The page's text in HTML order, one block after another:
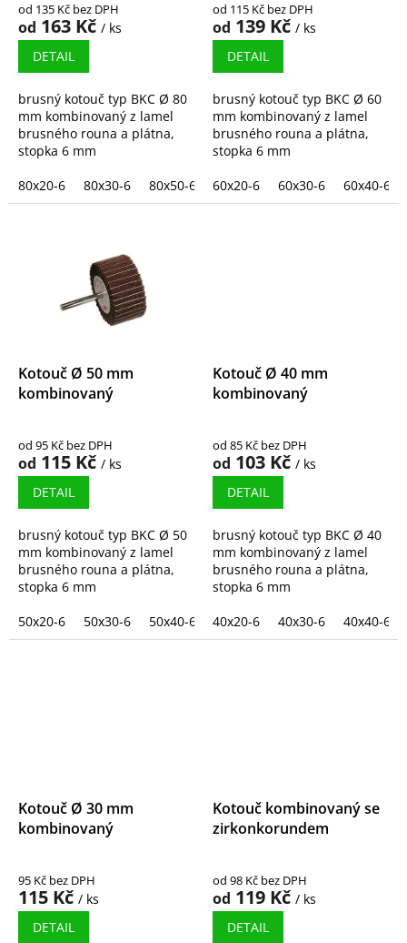
ůod 135 Kč bez DPH
od 163 Kč / ks
DETAIL
brusný kotouč typ BKC Ø 80
mm kombinovaný z lamel
brusného rouna a plátna,
stopka 6 mm
80x20-6
80x30-6 80x50-6
od 115 Kč bez DPH
od 139 Kč / ks
DETAIL
brusný kotouč typ BKC Ø 60
mm kombinovaný z lamel
brusného rouna a plátna,
stopka 6 mm
60x20-6
60x30-6 60x40-6
Kotouč Ø 50 mm
kombinovaný
od 95 Kč bez DPH
od 115 Kč / ks
DETAIL
brusný kotouč typ BKC Ø 50
mm kombinovaný z lamel
brusného rouna a plátna,
stopka 6 mm
50x20-6
50x30-6 50x40-6 50x50-6
Kotouč Ø 40 mm
kombinovaný
od 85 Kč bez DPH
od 103 Kč / ks
DETAIL
brusný kotouč typ BKC Ø 40
mm kombinovaný z lamel
brusného rouna a plátna,
stopka 6 mm
40x20-6
40x30-6 40x40-6
Kotouč Ø 30 mm
kombinovaný
95 Kč bez DPH
115 Kč / ks
DETAIL
Kotouč kombinovaný se
zirkonkorundem
od 98 Kč bez DPH
od 119 Kč / ks
DETAIL